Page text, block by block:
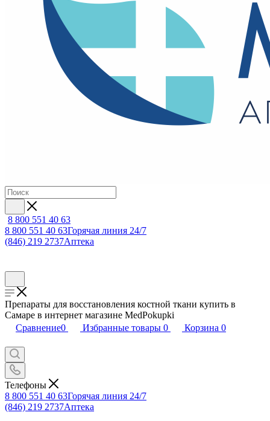
8 800 551 40 63
8 800 551 40 63Горячая линия 24/7
(846) 219 2737Аптека
Препараты для восстановления костной ткани купить в
Самаре в интернет магазине MedPokupki
Сравнение0 Избранные товары 0 Корзина 0
Телефоны
8 800 551 40 63Горячая линия 24/7
(846) 219 2737Аптека